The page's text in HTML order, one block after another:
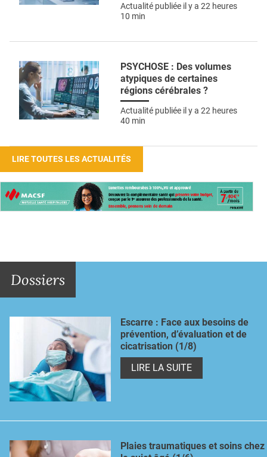
Actualité publiée il y a22 heures
10 min
PSYCHOSE : Des volumes
atypiques de certaines
régions cérébrales ?
Actualité publiée il y a22 heures
40 min
LIRE TOUTES LES ACTUALITÉS
Dossiers
Escarre : Face aux besoins de
prévention, d’évaluation et de
cicatrisation (1/8)
LIRE LA SUITE
Plaies traumatiques et soins chez